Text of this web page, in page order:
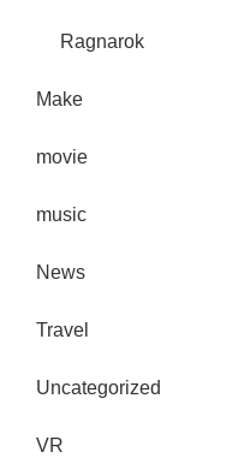
Ragnarok
Make
movie
music
News
Travel
Uncategorized
VR